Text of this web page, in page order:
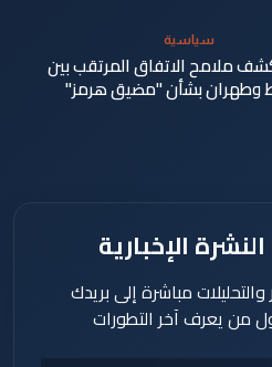
سياسية
ملامح الاتفاق المرتقب بين
بشأن "مضيق هرمز"
الإخبارية
مباشرة إلى بريدك
من يعرف آخر التطورات